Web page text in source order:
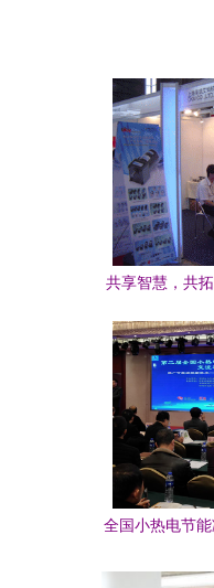
共享智慧，共
全国小热电节